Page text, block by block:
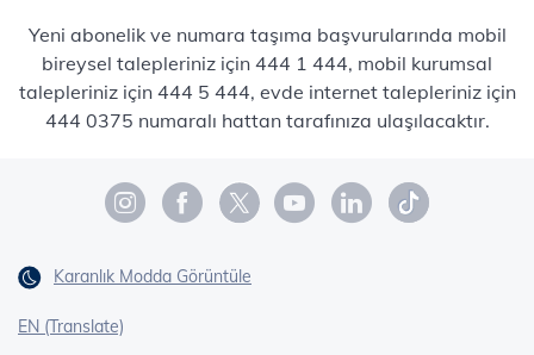
Yeni abonelik ve numara taşıma başvurularında mobil
bireysel talepleriniz için 444 1 444, mobil kurumsal
talepleriniz için 444 5 444, evde internet talepleriniz için
444 0375 numaralı hattan tarafınıza ulaşılacaktır.
Karanlık Modda Görüntüle
EN (Translate)